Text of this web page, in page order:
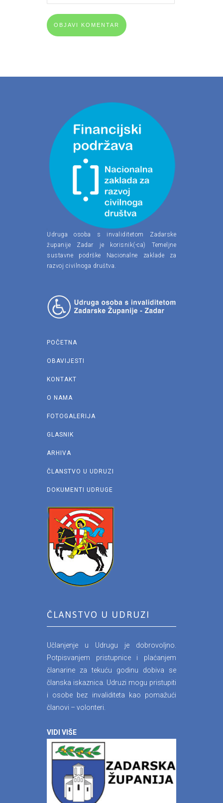
Udruga osoba s invaliditetom Zadarske
županije Zadar je korisnik(-ca) Temeljne
sustavne podrške Nacionalne zaklade za
razvoj civilnoga društva.
POČETNA
OBAVIJESTI
KONTAKT
O NAMA
FOTOGALERIJA
GLASNIK
ARHIVA
ČLANSTVO U UDRUZI
DOKUMENTI UDRUGE
ČLANSTVO U UDRUZI
Učlanjenje u Udrugu je dobrovoljno.
Potpisvanjem pristupnice i plaćanjem
članarine za tekuću godinu dobiva se
članska iskaznica. Udruzi mogu pristupiti
i osobe bez invaliditeta kao pomažući
članovi – volonteri.
VIDI VIŠE